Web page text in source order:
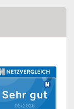
Sehr gut
05/2026